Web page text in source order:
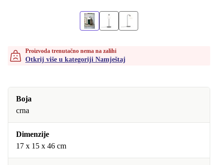
Proizvoda trenutačno nema na zalihi
Otkrij više u kategoriji Namještaj
Boja
crna
Dimenzije
17 x 15 x 46 cm